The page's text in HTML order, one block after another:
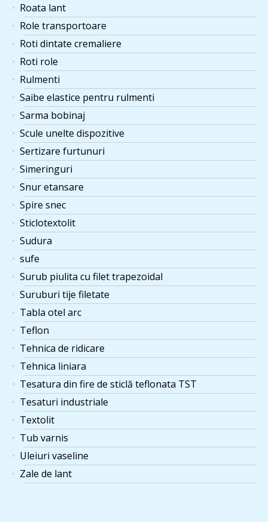
Roata lant
Role transportoare
Roti dintate cremaliere
Roti role
Rulmenti
Saibe elastice pentru rulmenti
Sarma bobinaj
Scule unelte dispozitive
Sertizare furtunuri
Simeringuri
Snur etansare
Spire snec
Sticlotextolit
Sudura
sufe
Surub piulita cu filet trapezoidal
Suruburi tije filetate
Tabla otel arc
Teflon
Tehnica de ridicare
Tehnica liniara
Tesatura din fire de sticlă teflonata TST
Tesaturi industriale
Textolit
Tub varnis
Uleiuri vaseline
Zale de lant